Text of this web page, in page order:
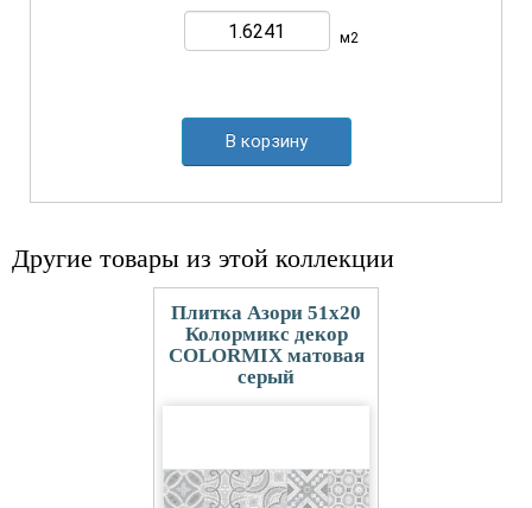
м2
В корзину
Другие товары из этой коллекции
Плитка Азори 51x20
Колормикс декор
COLORMIX матовая
серый